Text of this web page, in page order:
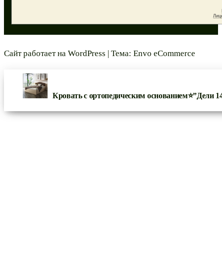
Сайт работает на WordPress Тема: Envo eCommerce
Кровать с ортопедическим основанием⭐”Дели